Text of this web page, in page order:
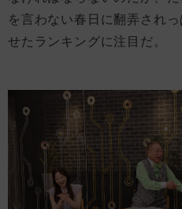
を言わない春日に翻弄され
せたランキングに注目だ。